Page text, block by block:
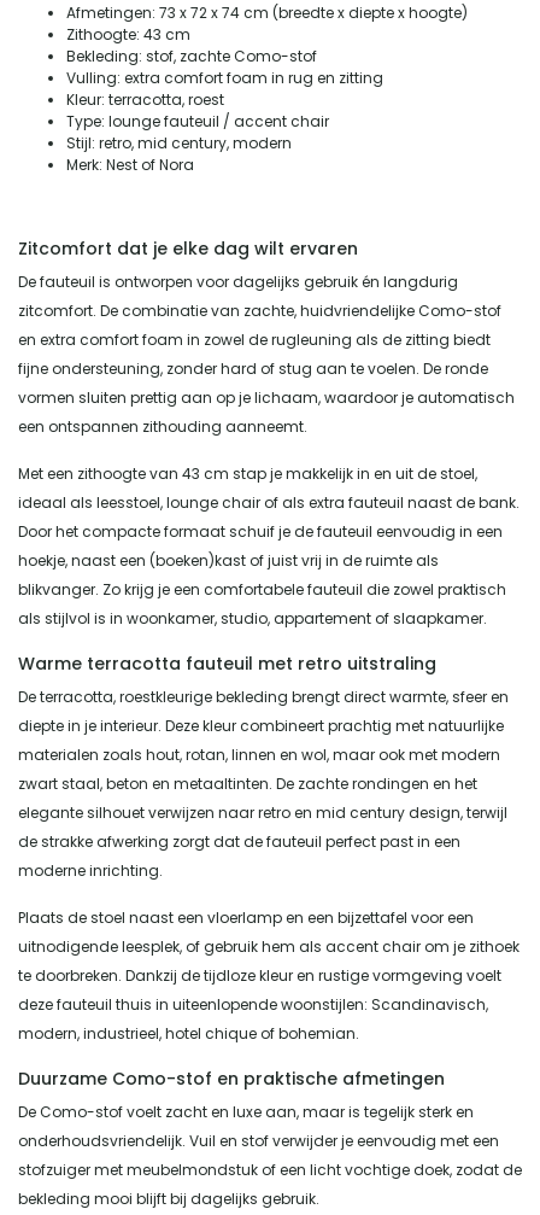
Afmetingen: 73 x 72 x 74 cm (breedte x diepte x hoogte)
Zithoogte: 43 cm
Bekleding: stof, zachte Como-stof
Vulling: extra comfort foam in rug en zitting
Kleur: terracotta, roest
Type: lounge fauteuil / accent chair
Stijl: retro, mid century, modern
Merk: Nest of Nora
Zitcomfort dat je elke dag wilt ervaren
De fauteuil is ontworpen voor dagelijks gebruik én langdurig
zitcomfort. De combinatie van zachte, huidvriendelijke Como-stof
en extra comfort foam in zowel de rugleuning als de zitting biedt
fijne ondersteuning, zonder hard of stug aan te voelen. De ronde
vormen sluiten prettig aan op je lichaam, waardoor je automatisch
een ontspannen zithouding aanneemt.
Met een zithoogte van 43 cm stap je makkelijk in en uit de stoel,
ideaal als leesstoel, lounge chair of als extra fauteuil naast de bank.
Door het compacte formaat schuif je de fauteuil eenvoudig in een
hoekje, naast een (boeken)kast of juist vrij in de ruimte als
blikvanger. Zo krijg je een comfortabele fauteuil die zowel praktisch
als stijlvol is in woonkamer, studio, appartement of slaapkamer.
Warme terracotta fauteuil met retro uitstraling
De terracotta, roestkleurige bekleding brengt direct warmte, sfeer en
diepte in je interieur. Deze kleur combineert prachtig met natuurlijke
materialen zoals hout, rotan, linnen en wol, maar ook met modern
zwart staal, beton en metaaltinten. De zachte rondingen en het
elegante silhouet verwijzen naar retro en mid century design, terwijl
de strakke afwerking zorgt dat de fauteuil perfect past in een
moderne inrichting.
Plaats de stoel naast een vloerlamp en een bijzettafel voor een
uitnodigende leesplek, of gebruik hem als accent chair om je zithoek
te doorbreken. Dankzij de tijdloze kleur en rustige vormgeving voelt
deze fauteuil thuis in uiteenlopende woonstijlen: Scandinavisch,
modern, industrieel, hotel chique of bohemian.
Duurzame Como-stof en praktische afmetingen
De Como-stof voelt zacht en luxe aan, maar is tegelijk sterk en
onderhoudsvriendelijk. Vuil en stof verwijder je eenvoudig met een
stofzuiger met meubelmondstuk of een licht vochtige doek, zodat de
bekleding mooi blijft bij dagelijks gebruik.